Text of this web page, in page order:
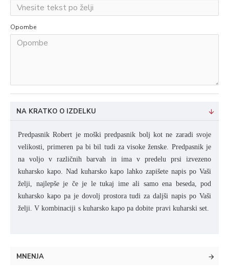
Opombe
NA KRATKO O IZDELKU
Predpasnik Robert je moški predpasnik bolj kot ne zaradi svoje
velikosti, primeren pa bi bil tudi za visoke ženske. Predpasnik je
na voljo v različnih barvah in ima v predelu prsi izvezeno
kuharsko kapo. Nad kuharsko kapo lahko zapišete napis po Vaši
želji, najlepše je če je le tukaj ime ali samo ena beseda, pod
kuharsko kapo pa je dovolj prostora tudi za daljši napis po Vaši
želji. V kombinaciji s kuharsko kapo pa dobite pravi kuharski set.
MNENJA